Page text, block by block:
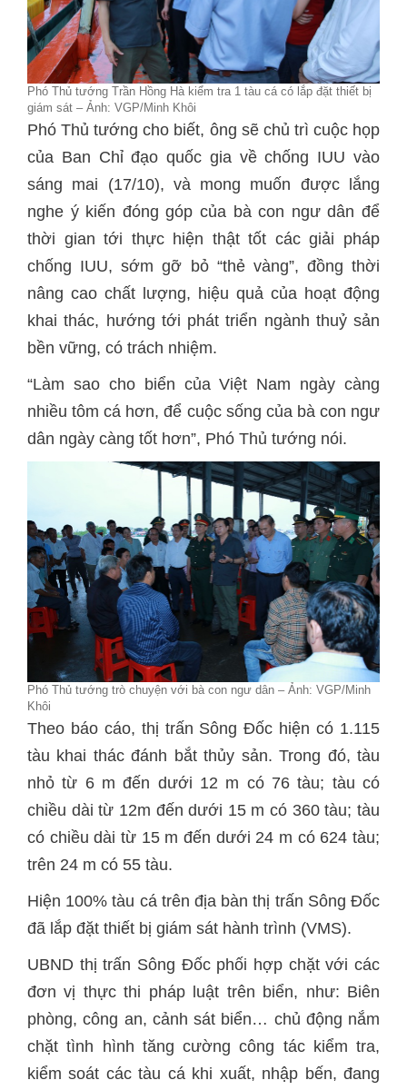
Phó Thủ tướng Trần Hồng Hà kiểm tra 1 tàu cá có lắp đặt thiết bị
giám sát – Ảnh: VGP/Minh Khôi
Phó Thủ tướng cho biết, ông sẽ chủ trì cuộc họp
của Ban Chỉ đạo quốc gia về chống IUU vào
sáng mai (17/10), và mong muốn được lắng
nghe ý kiến đóng góp của bà con ngư dân để
thời gian tới thực hiện thật tốt các giải pháp
chống IUU, sớm gỡ bỏ “thẻ vàng”, đồng thời
nâng cao chất lượng, hiệu quả của hoạt động
khai thác, hướng tới phát triển ngành thuỷ sản
bền vững, có trách nhiệm.
“Làm sao cho biển của Việt Nam ngày càng
nhiều tôm cá hơn, để cuộc sống của bà con ngư
dân ngày càng tốt hơn”, Phó Thủ tướng nói.
Phó Thủ tướng trò chuyện với bà con ngư dân – Ảnh: VGP/Minh
Khôi
Theo báo cáo, thị trấn Sông Đốc hiện có 1.115
tàu khai thác đánh bắt thủy sản. Trong đó, tàu
nhỏ từ 6 m đến dưới 12 m có 76 tàu; tàu có
chiều dài từ 12m đến dưới 15 m có 360 tàu; tàu
có chiều dài từ 15 m đến dưới 24 m có 624 tàu;
trên 24 m có 55 tàu.
Hiện 100% tàu cá trên địa bàn thị trấn Sông Đốc
đã lắp đặt thiết bị giám sát hành trình (VMS).
UBND thị trấn Sông Đốc phối hợp chặt với các
đơn vị thực thi pháp luật trên biển, như: Biên
phòng, công an, cảnh sát biển… chủ động nắm
chặt tình hình tăng cường công tác kiểm tra,
kiểm soát các tàu cá khi xuất, nhập bến, đang